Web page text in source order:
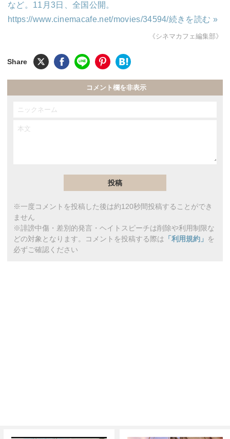
など。11月3日、全国公開。
https://www.cinemacafe.net/movies/34594/続きを読む »
《シネマカフェ編集部》
コメント欄を非表示
※一度コメントを投稿した後は約120秒間投稿することができ
ません
※誹謗中傷・差別的発言・ヘイトスピーチは削除や利用制限な
どの対象となります。コメントを投稿する際は 「利用規約」 を
必ずご確認ください